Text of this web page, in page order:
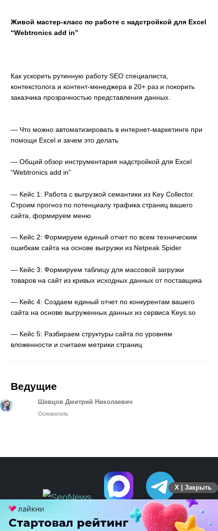
Живой мастер-класс по работе с надстройкой для Excel
“Webtronics add in”
Как ускорить рутинную работу SEO специалиста,
контекстолога и контент-менеджера в 20+ раз и покорить
заказчика прозрачностью представления данных.
— Что можно автоматизировать в интернет-маркетинге при
помощи Excel и зачем это делать
— Общий обзор инструментария надстройкой для Excel
“Webtronics add in”
— Кейс 1: Работа с выгрузкой семантики из Key Collector.
Строим прогноз по потенциалу трафика страниц вашего
сайта, формируем меню
— Кейс 2: Формируем единый отчет по всем техническим
ошибкам сайта на основе выгрузки из Netpeak Spider
— Кейс 3: Формируем таблицу для массовой загрузки
товаров на сайт из кривых исходных данных от поставщика
— Кейс 4: Создаем единый отчет по конкурентам вашего
сайта на основе выгруженных данных из сервиса Keys.so
— Кейс 5: Разбираем структуры сайта по уровням
вложенности и считаем метрики страниц
Ведущие
Шевцов Дмитрий Николаевич
Основатель
X | Закрыть
ПЕРЕЙТИ НА ПОЛНУЮ ВЕРСИЮ